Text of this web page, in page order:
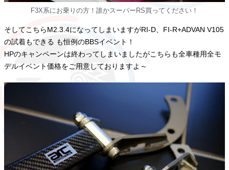
F3X系にお乗りの方！誰かスーパーRS買ってください！
そしてこちらM2.3.4になってしまいますがRI-D、FI-R+ADVAN V105
の試着もできる も恒例のBBSイベント！
HPのキャンペーンは終わってしまいましたがこちらも全車種用全モ
デルイベント価格をご用意しておりますよ～